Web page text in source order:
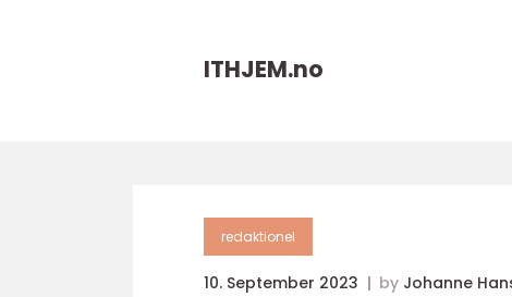
ITHJEM.no
redaktionel
10. September 2023 by Johanne